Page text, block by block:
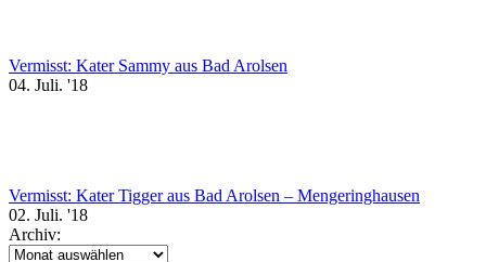
Vermisst: Kater Sammy aus Bad Arolsen
04. Juli. '18
Vermisst: Kater Tigger aus Bad Arolsen – Mengeringhausen
02. Juli. '18
Archiv:
Archiv: